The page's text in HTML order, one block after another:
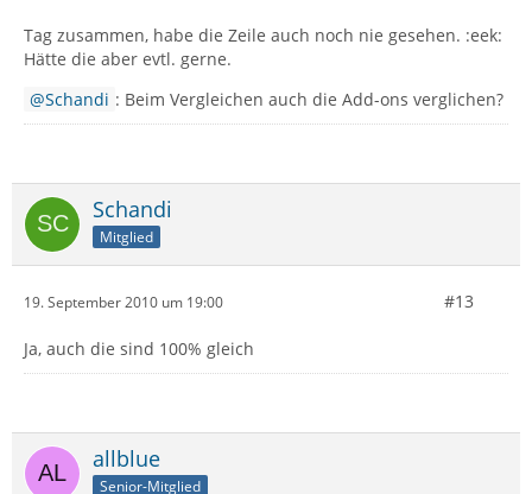
Tag zusammen, habe die Zeile auch noch nie gesehen. :eek:
Hätte die aber evtl. gerne.
Schandi : Beim Vergleichen auch die Add-ons verglichen?
Schandi
Mitglied
19. September 2010 um 19:00 #13
Ja, auch die sind 100% gleich
allblue
Senior-Mitglied